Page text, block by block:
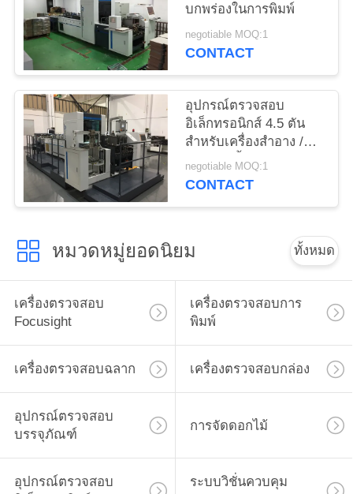
PRIVACY
POLICY
บกพร่องในการพิมพ์
negotiable MOQ:1
CONTACT
อุปกรณ์ตรวจสอบ
อิเล็กทรอนิกส์ 4.5 ตัน
สำหรับเครื่องสำอาง /
กล่องพับน้ำหอม
negotiable MOQ:1
CONTACT
หมวดหมู่ยอดนิยม ทั้งหมด
เครื่องตรวจสอบ
Focusight
เครื่องตรวจสอบการ
พิมพ์
เครื่องตรวจสอบฉลาก เครื่องตรวจสอบกล่อง
อุปกรณ์ตรวจสอบ
บรรจุภัณฑ์
การจัดดอกไม้
อุปกรณ์ตรวจสอบ
ระบบวิชั่นควบคุม